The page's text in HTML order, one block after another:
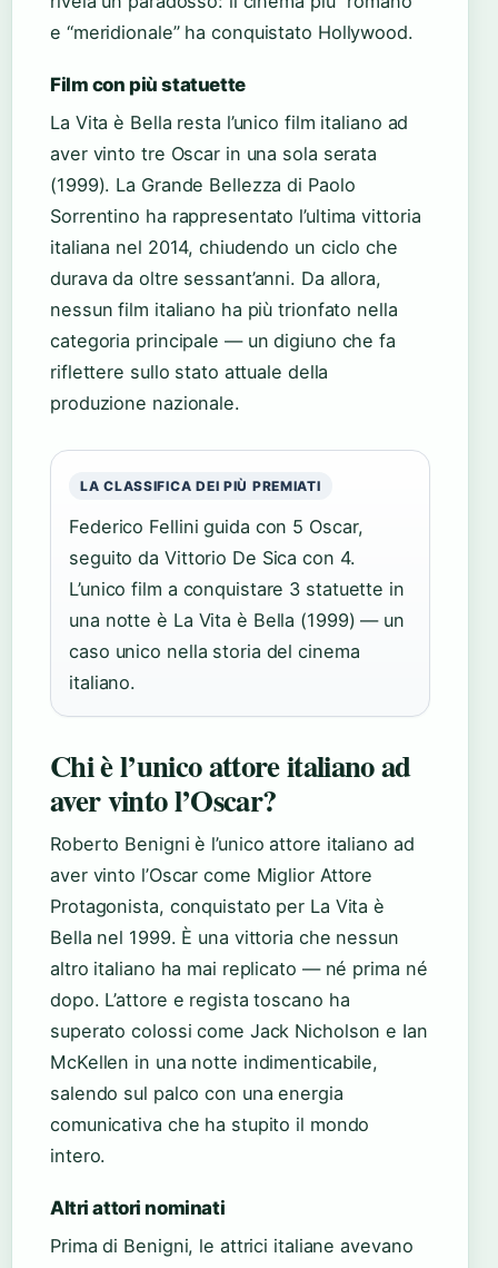
e “meridionale” ha conquistato Hollywood.
Film con più statuette
La Vita è Bella resta l’unico film italiano ad
aver vinto tre Oscar in una sola serata
(1999). La Grande Bellezza di Paolo
Sorrentino ha rappresentato l’ultima vittoria
italiana nel 2014, chiudendo un ciclo che
durava da oltre sessant’anni. Da allora,
nessun film italiano ha più trionfato nella
categoria principale — un digiuno che fa
riflettere sullo stato attuale della
produzione nazionale.
LA CLASSIFICA DEI PIÙ PREMIATI
Federico Fellini guida con 5 Oscar,
seguito da Vittorio De Sica con 4.
L’unico film a conquistare 3 statuette in
una notte è La Vita è Bella (1999) — un
caso unico nella storia del cinema
italiano.
Chi è l’unico attore italiano ad
aver vinto l’Oscar?
Roberto Benigni è l’unico attore italiano ad
aver vinto l’Oscar come Miglior Attore
Protagonista, conquistato per La Vita è
Bella nel 1999. È una vittoria che nessun
altro italiano ha mai replicato — né prima né
dopo. L’attore e regista toscano ha
superato colossi come Jack Nicholson e Ian
McKellen in una notte indimenticabile,
salendo sul palco con una energia
comunicativa che ha stupito il mondo
intero.
Altri attori nominati
Prima di Benigni, le attrici italiane avevano